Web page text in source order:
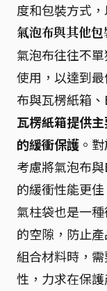
度和包裝方式
氣泡布與其他
氣泡布往往不
使用，以達到
布與瓦楞紙箱
瓦楞紙箱提供
的緩衝保護 。
考慮將氣泡布
的緩衝性能更
氣柱袋也是一
的空隙，防止
組合材料時，
性，力求在保